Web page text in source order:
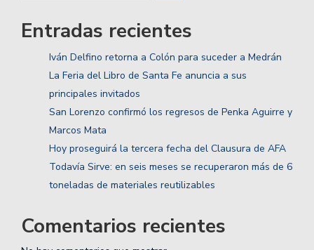
Entradas recientes
Iván Delfino retorna a Colón para suceder a Medrán
La Feria del Libro de Santa Fe anuncia a sus
principales invitados
San Lorenzo confirmó los regresos de Penka Aguirre y
Marcos Mata
Hoy proseguirá la tercera fecha del Clausura de AFA
Todavía Sirve: en seis meses se recuperaron más de 6
toneladas de materiales reutilizables
Comentarios recientes